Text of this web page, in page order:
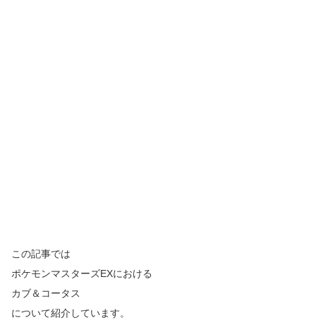
この記事では
ポケモンマスターズEXにおける
カブ＆コータス
について紹介しています。